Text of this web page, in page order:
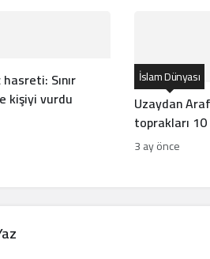
Sınır
kişiyi vurdu
Uzaydan
toprakları 10
görüntüledi?
İslam Dünyası
3 ay önce